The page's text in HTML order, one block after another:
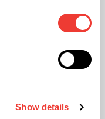
Show details